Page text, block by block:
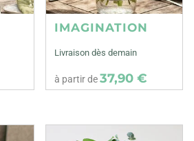
IMAGINATION
Livraison dès demain
à partir de37,90 €